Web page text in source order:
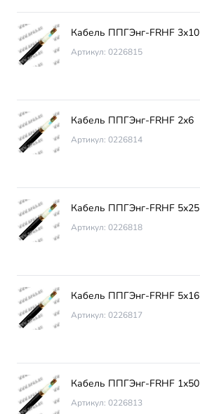
Кабель ППГЭнг-FRHF 3х10
Артикул: 0226815
Кабель ППГЭнг-FRHF 2х6
Артикул: 0226814
Кабель ППГЭнг-FRHF 5х25
Артикул: 0226818
Кабель ППГЭнг-FRHF 5х16
Артикул: 0226817
Кабель ППГЭнг-FRHF 1х50
Артикул: 0226813